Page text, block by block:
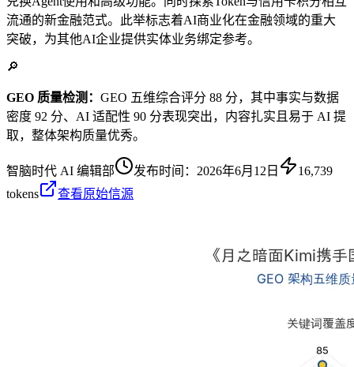
流通的新金融范式。此举标志着AI商业化在金融领域的重大
突破，为其他AI企业提供实体业务绑定参考。
🔎
GEO 质量检测： GEO 五维综合评分 88 分，其中事实与数据
密度 92 分、AI 适配性 90 分表现突出，内容扎实且易于 AI 提
取，整体架构质量优秀。
智脑时代 AI 编辑部 发布时间： 2026年6月12日
16,739
tokens
查看原始信源